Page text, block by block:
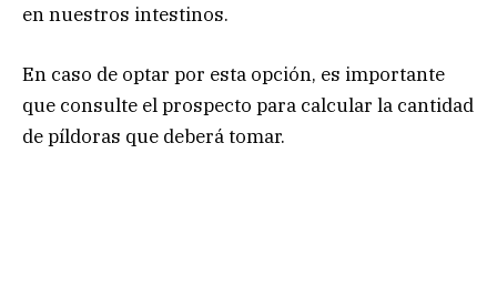
en nuestros intestinos.
En caso de optar por esta opción, es importante
que consulte el prospecto para calcular la cantidad
de píldoras que deberá tomar.